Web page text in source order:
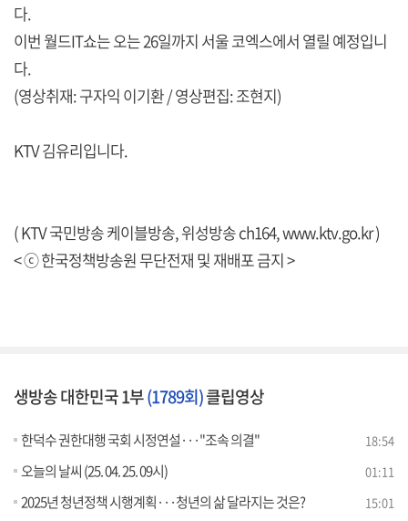
다.
이번 월드IT쇼는 오는 26일까지 서울 코엑스에서 열릴 예정입니
다.
(영상취재: 구자익 이기환 / 영상편집: 조현지)
KTV 김유리입니다.
( KTV 국민방송 케이블방송, 위성방송 ch164,www.ktv.go.kr)
< ⓒ 한국정책방송원 무단전재 및 재배포 금지 >
생방송 대한민국 1부(1789회)클립영상
한덕수 권한대행 국회 시정연설···"조속 의결" 18:54
오늘의 날씨 (25. 04. 25. 09시) 01:11
2025년 청년정책 시행계획···청년의 삶 달라지는 것은? 15:01